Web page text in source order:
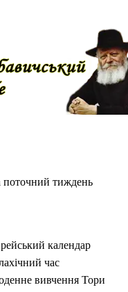
поточний тиждень
календар
час
вивчення Тори